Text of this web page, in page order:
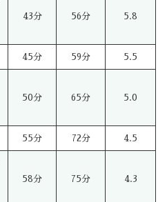
43分 56分 5.8
45分 59分 5.5
50分 65分 5.0
55分 72分 4.5
58分 75分 4.3